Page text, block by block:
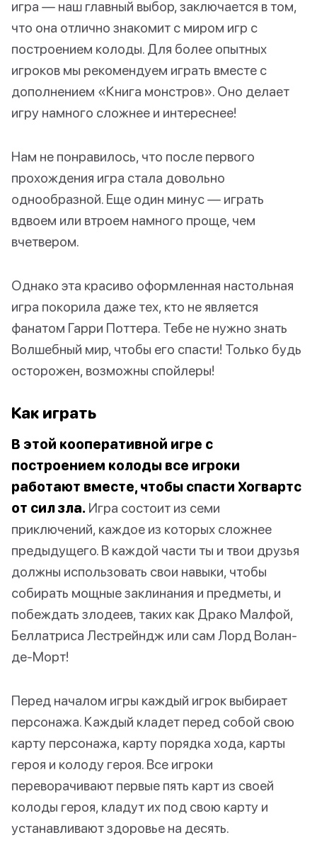
игра — наш главный выбор, заключается в том,
что она отлично знакомит с миром игр с
построением колоды. Для более опытных
игроков мы рекомендуем играть вместе с
дополнением «Книга монстров». Оно делает
игру намного сложнее и интереснее!
Нам не понравилось, что после первого
прохождения игра стала довольно
однообразной. Еще один минус — играть
вдвоем или втроем намного проще, чем
вчетвером.
Однако эта красиво оформленная настольная
игра покорила даже тех, кто не является
фанатом Гарри Поттера. Тебе не нужно знать
Волшебный мир, чтобы его спасти! Только будь
осторожен, возможны спойлеры!
Как играть
В этой кооперативной игре с
построением колоды все игроки
работают вместе, чтобы спасти Хогвартс
от сил зла. Игра состоит из семи
приключений, каждое из которых сложнее
предыдущего. В каждой части ты и твои друзья
должны использовать свои навыки, чтобы
собирать мощные заклинания и предметы, и
побеждать злодеев, таких как Драко Малфой,
Беллатриса Лестрейндж или сам Лорд Волан-
де-Морт!
Перед началом игры каждый игрок выбирает
персонажа. Каждый кладет перед собой свою
карту персонажа, карту порядка хода, карты
героя и колоду героя. Все игроки
переворачивают первые пять карт из своей
колоды героя, кладут их под свою карту и
устанавливают здоровье на десять.